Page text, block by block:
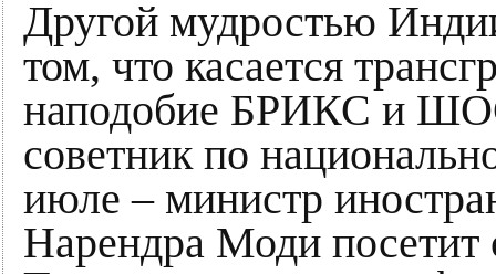
Другой мудростью
том, что касается
наподобие БРИКС и
советник по
июле – министр
Нарендра Моди